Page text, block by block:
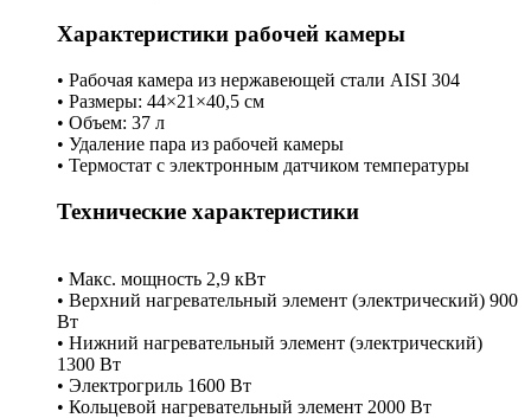
Характеристики рабочей камеры
• Рабочая камера из нержавеющей стали AISI 304
• Размеры: 44×21×40,5 см
• Объем: 37 л
• Удаление пара из рабочей камеры
• Термостат с электронным датчиком температуры
Технические характеристики
• Макс. мощность 2,9 кВт
• Верхний нагревательный элемент (электрический) 900
Вт
• Нижний нагревательный элемент (электрический)
1300 Вт
• Электрогриль 1600 Вт
• Кольцевой нагревательный элемент 2000 Вт